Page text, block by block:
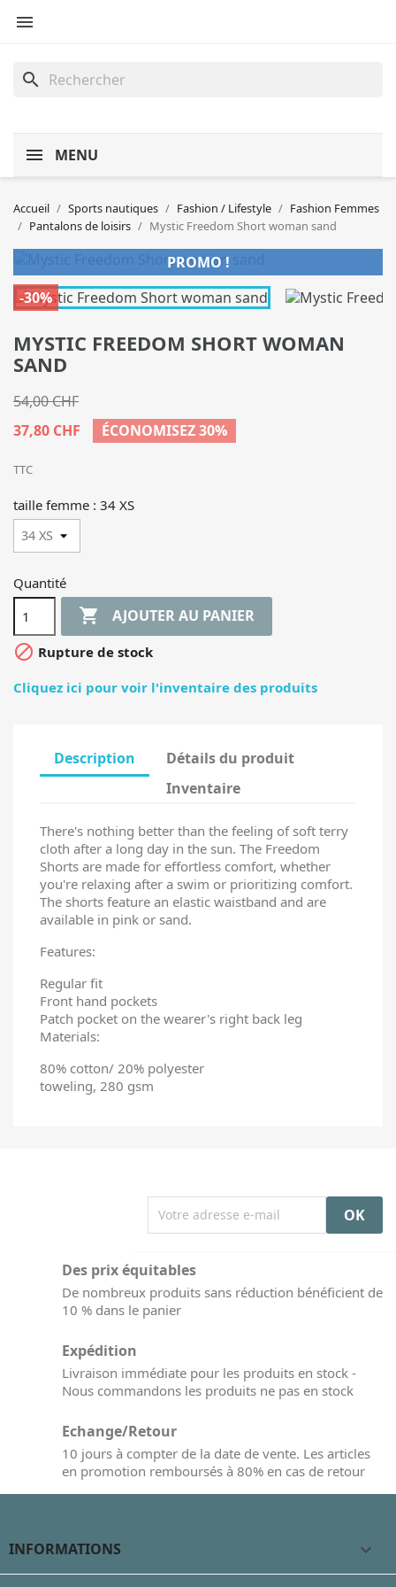

search
MENU
Accueil Sports nautiques Fashion / Lifestyle
Fashion Femmes
Pantalons de loisirs
Mystic Freedom Short woman sand
PROMO !
-30%
MYSTIC FREEDOM SHORT WOMAN
SAND
54,00 CHF
37,80 CHF
ÉCONOMISEZ 30%
TTC
taille femme : 34 XS
Quantité
 AJOUTER AU PANIER
 Rupture de stock
Cliquez ici pour voir l'inventaire des produits
Description
Détails du produit
Inventaire
There's nothing better than the feeling of soft terry
cloth after a long day in the sun. The Freedom
Shorts are made for effortless comfort, whether
you're relaxing after a swim or prioritizing comfort.
The shorts feature an elastic waistband and are
available in pink or sand.
Features:
Regular fit
Front hand pockets
Patch pocket on the wearer's right back leg
Materials:
80% cotton/ 20% polyester
toweling, 280 gsm
Des prix équitables
De nombreux produits sans réduction bénéficient de
10 % dans le panier
Expédition
Livraison immédiate pour les produits en stock -
Nous commandons les produits ne pas en stock
Echange/Retour
10 jours à compter de la date de vente. Les articles
en promotion remboursés à 80% en cas de retour
INFORMATIONS 